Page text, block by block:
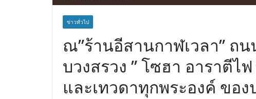
ข่าวทั่วไป
ณ”ร้านอีสานกาฬเวลา” ถ
บวงสรวง ” โซฮา อาราตีไ
และเทวดาทุกพระองค์ ขอ